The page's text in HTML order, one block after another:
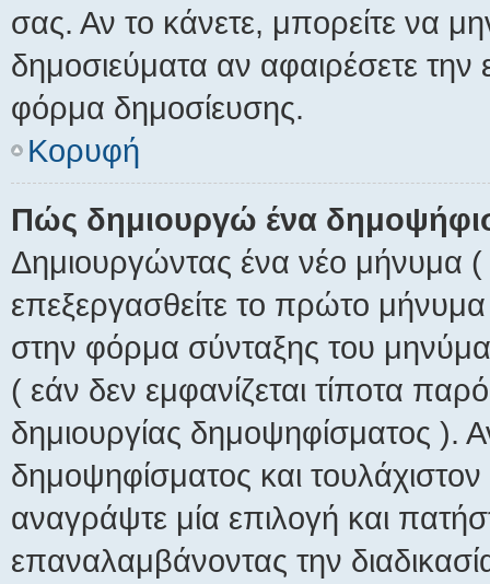
σας. Αν το κάνετε, μπορείτε να
δημοσιεύματα αν αφαιρέσετε
φόρμα δημοσίευσης.
Κορυφή
Πώς δημιουργώ ένα
Δημιουργώντας ένα νέο μήνυμα (
επεξεργασθείτε το πρώτο
στην φόρμα σύνταξης του
( εάν δεν εμφανίζεται τίποτα
δημιουργίας δημοψηφίσματος ).
δημοψηφίσματος και
αναγράψτε μία επιλογή και
επαναλαμβάνοντας την